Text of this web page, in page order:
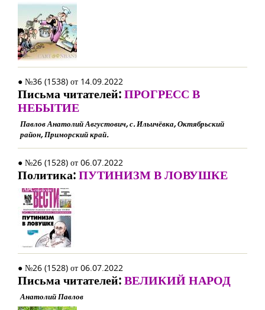
● №36 (1538) от 14.09.2022
Письма читателей:ПРОГРЕСС В
НЕБЫТИЕ
Павлов Анатолий Августович, с. Ильичёвка, Октябрьский
район, Приморский край.
● №26 (1528) от 06.07.2022
Политика:ПУТИНИЗМ В ЛОВУШКЕ
● №26 (1528) от 06.07.2022
Письма читателей:ВЕЛИКИЙ НАРОД
Анатолий Павлов